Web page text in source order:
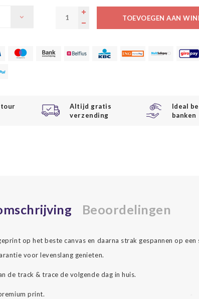
TOEVOEGEN AAN
Altijd gratis
verzending
Ideal
banken
Beoordelingen
op het beste canvas en daarna strak gespannen op een
voor levenslang genieten.
de track & trace de volgende dag in huis.
print.